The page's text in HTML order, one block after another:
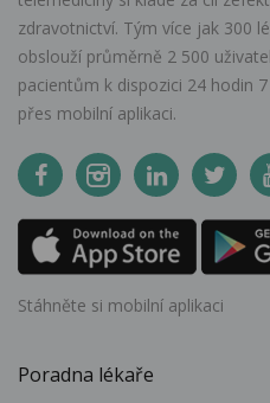
zdravotnictví. Tým více jak 300
obslouží průměrně 2 500
pacientům k dispozici 24 hodin
přes mobilní aplikaci.
Stáhněte si mobilní aplikaci
Poradna lékaře